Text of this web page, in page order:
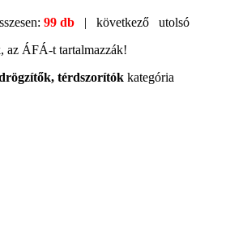
99 db | következő
utolsó
ÁFÁ-t tartalmazzák!
térdszorítók kategória